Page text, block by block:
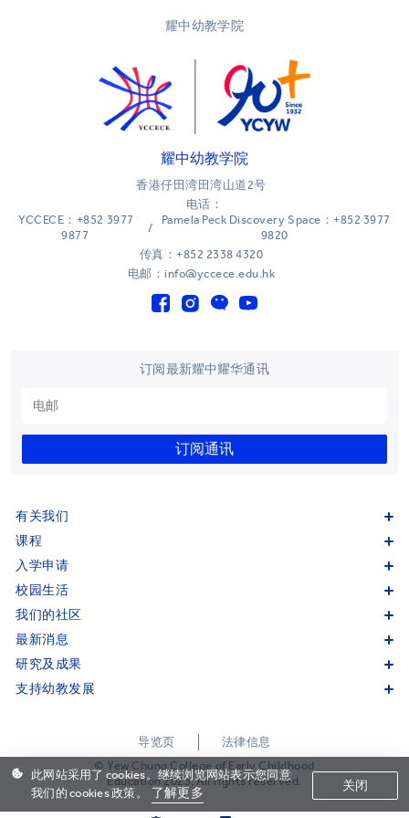
耀中幼教学院
耀中幼教学院
香港仔田湾田湾山道2号
电话：
YCCECE：+852 3977
9877
/
Pamela Peck Discovery Space：+852 3977
9820
传真：+852 2338 4320
电邮：info@yccece.edu.hk
订阅最新耀中耀华通讯
订阅通讯
有关我们
课程
入学申请
校园生活
我们的社区
最新消息
研究及成果
支持幼教发展
导览页
法律信息
© Yew Chung College of Early Childhood
Education 2023. All rights reserved.
此网站采用了 cookies。继续浏览网站表示您同意
我们的 cookies 政策。
了解更多 关闭